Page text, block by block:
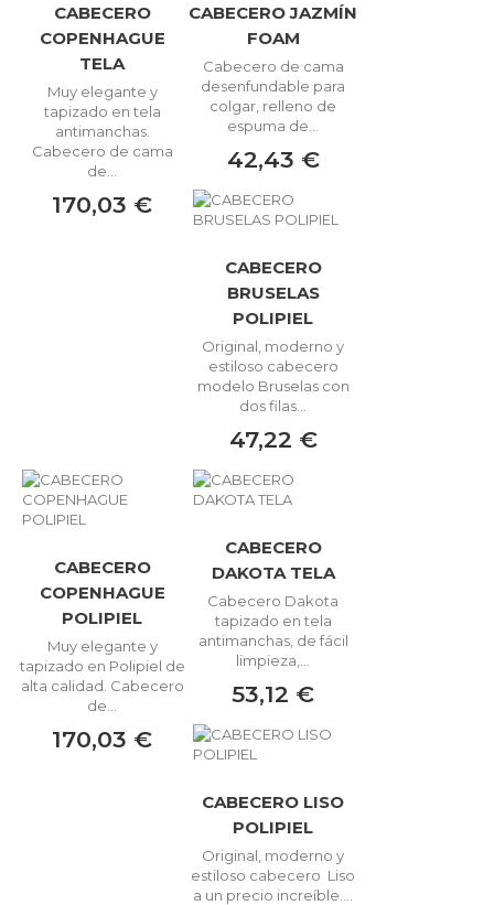
CABECERO
COPENHAGUE
TELA
Muy elegante y
tapizado en tela
antimanchas.
Cabecero de cama
de...
170,03 €
CABECERO JAZMÍN
FOAM
Cabecero de cama
desenfundable para
colgar, relleno de
espuma de...
42,43 €
CABECERO
BRUSELAS
POLIPIEL
Original, moderno y
estiloso cabecero
modelo Bruselas con
dos filas...
47,22 €
CABECERO
COPENHAGUE
POLIPIEL
Muy elegante y
tapizado en Polipiel de
alta calidad. Cabecero
de...
170,03 €
CABECERO
DAKOTA TELA
Cabecero Dakota
tapizado en tela
antimanchas, de fácil
limpieza,...
53,12 €
CABECERO LISO
POLIPIEL
Original, moderno y
estiloso cabecero Liso
a un precio increíble....